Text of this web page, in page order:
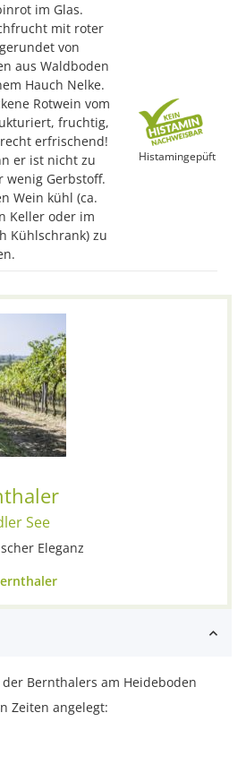
im Glas.
mit roter
von
aus Waldboden
Hauch Nelke.
Rotwein vom
fruchtig,
erfrischend!
er ist nicht zu
Gerbstoff.
Wein kühl (ca.
Keller oder im
Kühlschrank) zu
Histamingepüft
See
Eleganz
Bernthalers am Heideboden
Zeiten angelegt: